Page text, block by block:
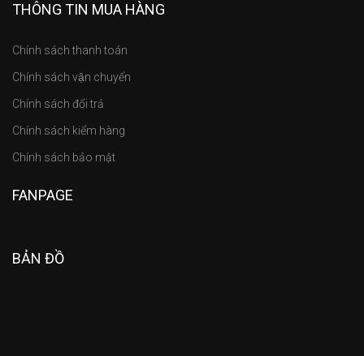
THÔNG TIN MUA HÀNG
Chính sách thanh toán
Chính sách vận chuyển
Chính sách đổi trả
Chính sách kiểm hàng
Chính sách bảo mật
FANPAGE
BẢN ĐỒ